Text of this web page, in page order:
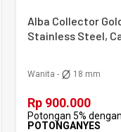
Alba Collector
Stainless Steel,
Wanita - 18 mm
Rp 900.000
Potongan 5%
POTONGANYES